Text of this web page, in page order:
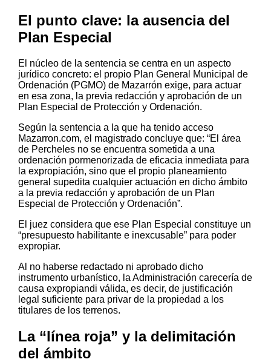
El punto clave: la ausencia del
Plan Especial
El núcleo de la sentencia se centra en un aspecto
jurídico concreto: el propio Plan General Municipal de
Ordenación (PGMO) de Mazarrón exige, para actuar
en esa zona, la previa redacción y aprobación de un
Plan Especial de Protección y Ordenación.
Según la sentencia a la que ha tenido acceso
Mazarron.com, el magistrado concluye que: “El área
de Percheles no se encuentra sometida a una
ordenación pormenorizada de eficacia inmediata para
la expropiación, sino que el propio planeamiento
general supedita cualquier actuación en dicho ámbito
a la previa redacción y aprobación de un Plan
Especial de Protección y Ordenación”.
El juez considera que ese Plan Especial constituye un
“presupuesto habilitante e inexcusable” para poder
expropiar.
Al no haberse redactado ni aprobado dicho
instrumento urbanístico, la Administración carecería de
causa expropiandi válida, es decir, de justificación
legal suficiente para privar de la propiedad a los
titulares de los terrenos.
La “línea roja” y la delimitación
del ámbito